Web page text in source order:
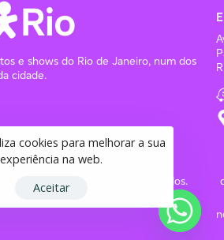
e shows do Rio de Janeiro, num dos
cidade.
Rio | Todos os direitos reservados.
cookies para melhorar a sua
experiência na web.
Aceitar